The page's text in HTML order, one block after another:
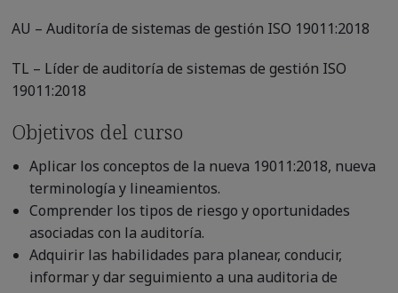
AU – Auditoría de sistemas de gestión ISO 19011:2018
TL – Líder de auditoría de sistemas de gestión ISO
19011:2018
Objetivos del curso
Aplicar los conceptos de la nueva 19011:2018, nueva
terminología y lineamientos.
Comprender los tipos de riesgo y oportunidades
asociadas con la auditoría.
Adquirir las habilidades para planear, conducir,
informar y dar seguimiento a una auditoria de